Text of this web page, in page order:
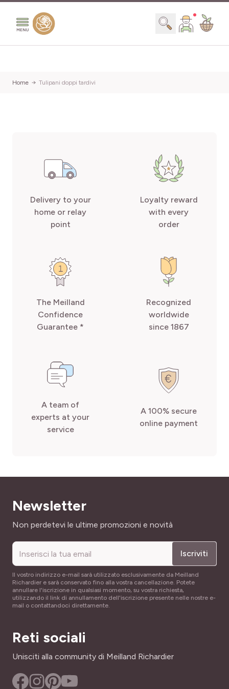
Search
Home Tulipani doppi tardivi
Delivery to your
home or relay
point
Loyalty reward
with every
order
The Meilland
Confidence
Guarantee *
Recognized
worldwide
since 1867
A team of
experts at your
service
A 100% secure
online payment
Newsletter
Indirizzo email
Non perdetevi le ultime promozioni e novità
Iscriviti
Il vostro indirizzo e-mail sarà utilizzato esclusivamente da Meilland
Richardier e sarà conservato fino alla vostra cancellazione. Potete
annullare l'iscrizione in qualsiasi momento, su vostra richiesta,
utilizzando il link di annullamento dell'iscrizione presente nelle nostre e-
mail o contattandoci direttamente.
Reti sociali
Unisciti alla community di Meilland Richardier